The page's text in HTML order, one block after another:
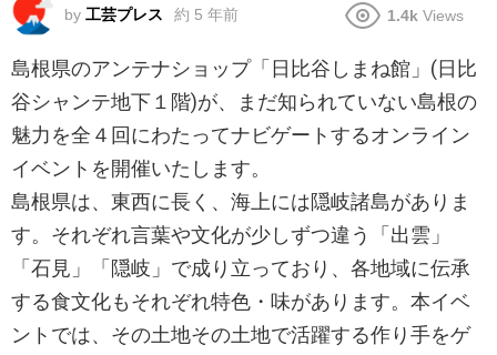
by 工芸プレス 約 5 年前 1.4k Views
島根県のアンテナショップ「日比谷しまね館」(日比
谷シャンテ地下１階)が、まだ知られていない島根の
魅力を全４回にわたってナビゲートするオンライン
イベントを開催いたします。
島根県は、東西に長く、海上には隠岐諸島がありま
す。それぞれ言葉や文化が少しずつ違う「出雲」
「石見」「隠岐」で成り立っており、各地域に伝承
する食文化もそれぞれ特色・味があります。本イベ
ントでは、その土地その土地で活躍する作り手をゲ